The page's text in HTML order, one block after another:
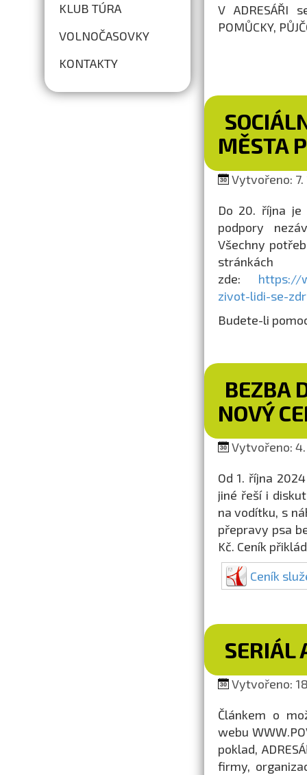
KLUB TÚRA
VOLNOČASOVKY
KONTAKTY
V ADRESÁŘI
POMŮCKY,
MĚSTA
Vytvořeno: 7.
Do 20. října je
podpory
Všechny
zde: https://
zivot-lidi-se-
Budete-li
BEZBA
NOVÝ
Vytvořeno: 4.
Od 1. října
jiné řeší i
na vodítku, s
přepravy psa
Kč. Ceník
Ceník
SERIÁL
Vytvořeno:
Článkem o
webu
poklad,
firmy,